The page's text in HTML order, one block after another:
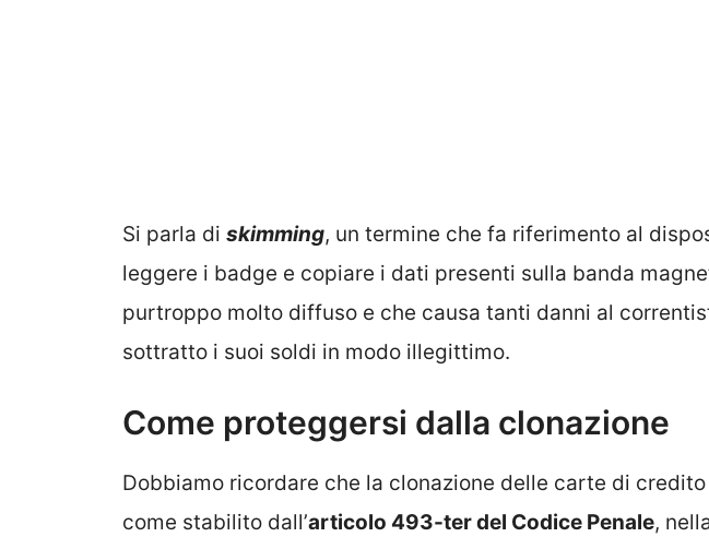
Si parla di skimming, un termine che fa riferimento al
leggere i badge e copiare i dati presenti sulla banda
purtroppo molto diffuso e che causa tanti danni al
sottratto i suoi soldi in modo illegittimo.
Come proteggersi dalla clonazione
Dobbiamo ricordare che la clonazione delle carte di
come stabilito dall’articolo 493-ter del Codice Penale,